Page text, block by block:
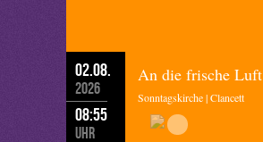
02.08.
2026
08:55
Uhr
An die frische Luft
Sonntagskirche | Clancett